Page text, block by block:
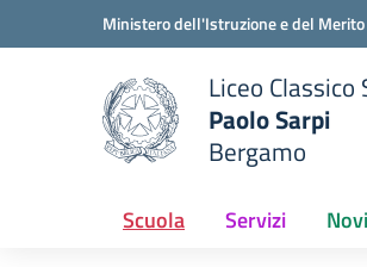
Vai ai contenuti
Vai al menu di navigazioneMinistero dell'Istruzione e del Merito
scuola
Liceo Classico
Paolo Sarpi
Bergamo
Scuola Servizi